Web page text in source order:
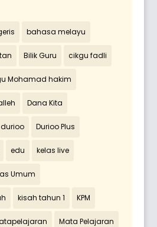
bahasa melayu
Bilik Guru cikgu fadli
Mohamad hakim
Dana Kita
durioo Durioo Plus
edu kelas live
Umum
kisah tahun 1 KPM
Mata Pelajaran